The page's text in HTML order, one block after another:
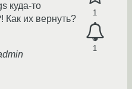
1
1
куда-то
Как их вернуть?